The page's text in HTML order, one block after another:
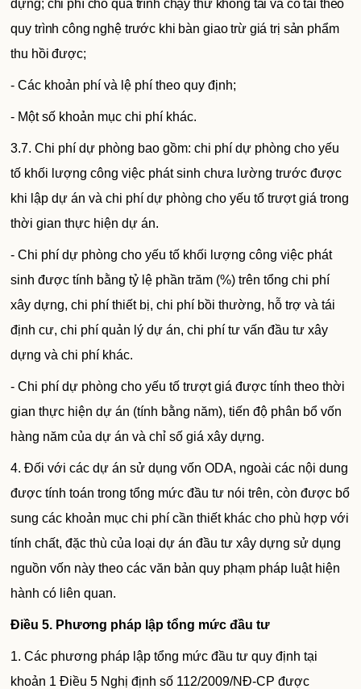
dựng; chi phí cho quá trình chạy thử không tải và có tải theo
quy trình công nghệ trước khi bàn giao trừ giá trị sản phẩm
thu hồi được;
- Các khoản phí và lệ phí theo quy định;
- Một số khoản mục chi phí khác.
3.7. Chi phí dự phòng bao gồm: chi phí dự phòng cho yếu
tố khối lượng công việc phát sinh chưa lường trước được
khi lập dự án và chi phí dự phòng cho yếu tố trượt giá trong
thời gian thực hiện dự án.
- Chi phí dự phòng cho yếu tố khối lượng công việc phát
sinh được tính bằng tỷ lệ phần trăm (%) trên tổng chi phí
xây dựng, chi phí thiết bị, chi phí bồi thường, hỗ trợ và tái
định cư, chi phí quản lý dự án, chi phí tư vấn đầu tư xây
dựng và chi phí khác.
- Chi phí dự phòng cho yếu tố trượt giá được tính theo thời
gian thực hiện dự án (tính bằng năm), tiến độ phân bổ vốn
hàng năm của dự án và chỉ số giá xây dựng.
4. Đối với các dự án sử dụng vốn ODA, ngoài các nội dung
được tính toán trong tổng mức đầu tư nói trên, còn được bổ
sung các khoản mục chi phí cần thiết khác cho phù hợp với
tính chất, đặc thù của loại dự án đầu tư xây dựng sử dụng
nguồn vốn này theo các văn bản quy phạm pháp luật hiện
hành có liên quan.
Điều 5. Phương pháp lập tổng mức đầu tư
1. Các phương pháp lập tổng mức đầu tư quy định tại
khoản 1 Điều 5 Nghị định số 112/2009/NĐ-CP được